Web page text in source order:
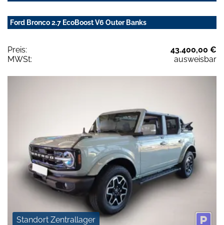
Ford Bronco 2.7 EcoBoost V6 Outer Banks
Preis:
43.400,00 €
MWSt:
ausweisbar
Standort Zentrallager